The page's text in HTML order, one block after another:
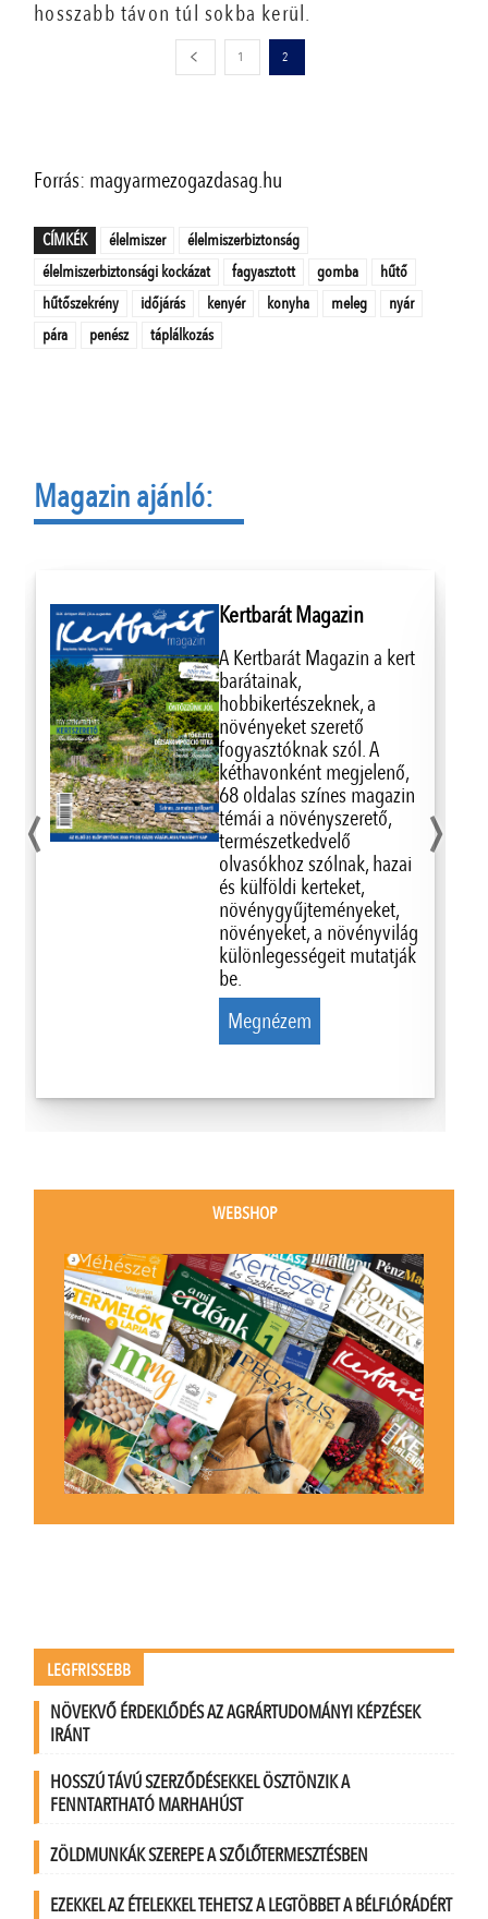
hosszabb távon túl sokba kerül.
1 2
Forrás: magyarmezogazdasag.hu
CÍMKÉK élelmiszer
élelmiszerbiztonság
élelmiszerbiztonsági kockázat
fagyasztott gomba
hűtő
hűtőszekrény
időjárás kenyér konyha meleg
nyár
pára
penész táplálkozás
Magazin ajánló:
Kertbarát Magazin
A Kertbarát Magazin a kert
barátainak,
hobbikertészeknek, a
növényeket szerető
fogyasztóknak szól. A
kéthavonként megjelenő,
68 oldalas színes magazin
témái a növényszerető,
természetkedvelő
olvasókhoz szólnak, hazai
és külföldi kerteket,
növénygyűjteményeket,
növényeket, a növényvilág
különlegességeit mutatják
be.
Megnézem
‹ ›
WEBSHOP
LEGFRISSEBB
NÖVEKVŐ ÉRDEKLŐDÉS AZ AGRÁRTUDOMÁNYI KÉPZÉSEK
IRÁNT
HOSSZÚ TÁVÚ SZERZŐDÉSEKKEL ÖSZTÖNZIK A
FENNTARTHATÓ MARHAHÚST
ZÖLDMUNKÁK SZEREPE A SZŐLŐTERMESZTÉSBEN
EZEKKEL AZ ÉTELEKKEL TEHETSZ A LEGTÖBBET A BÉLFLÓRÁDÉRT